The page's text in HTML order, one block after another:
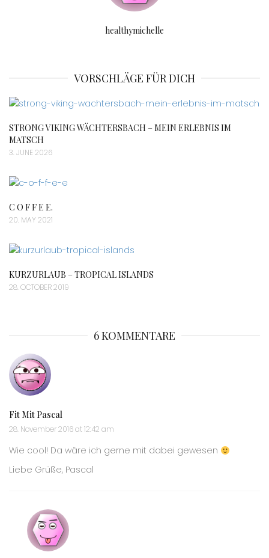
healthymichelle
VORSCHLÄGE FÜR DICH
STRONG VIKING WÄCHTERSBACH – MEIN ERLEBNIS IM
MATSCH
3. JUNE 2026
C O F F E E.
20. MAY 2021
KURZURLAUB – TROPICAL ISLANDS
28. OCTOBER 2019
6 KOMMENTARE
Fit Mit Pascal
28. November 2016 at 12:42 am
Wie cool! Da wäre ich gerne mit dabei gewesen
Liebe Grüße, Pascal